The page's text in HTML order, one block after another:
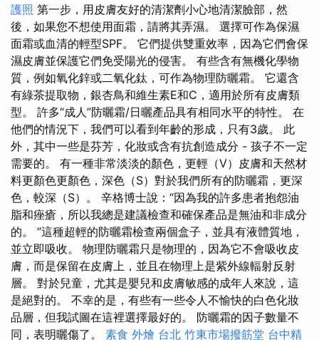
護照 第一步，用皮膚友好的清潔劑小心地清潔臉部，然
後，如果您不想使用面霜，請將其弄濕。 選擇可作為保濕
面霜或血清的輕型SPF。 它們提供雙重效率，因為它們會保
濕皮膚並保護它們免受陽光的侵害。 有些含有無機化學物
質，例如氧化鋅或二氧化鈦，可作為物理防曬霜。 它還含
有綠茶提取物，銀杏鳥和維生素E和C，適用於所有皮膚類
型。 許多“成人”防曬霜/日曬產品具有相同水平的特性。 在
他們的情況下，我們可以看到年齡的形成，只有3歲。 此
外，其中一些是芬芳，化妝或含有抗創造成分 - 孩子不一定
需要的。 有一種非常淡淡的顏色，更輕（V）皮膚和天然材
料更顏色更顏色，深色（S）對於我們所有的防曬霜，更深
色，較深（S）。 辛格博士說：“因為我的許多患者抱怨油
脂和痤瘡，所以我總是建議檢查和確保產品是無油和非成分
的。 ”這種超輕的防曬霜檢查兩個盒子，並具有液體質地，
並立即吸收。 物理防曬霜只是物理的，因為它不會吸收皮
膚，而是保留在皮膚上，並且在物理上是紫外線輻射反射
層。 對於兒童，尤其是嬰兒和皮膚敏感的成年人來說，這
是絕對的。 不幸的是，有些有一些令人不愉快的白色化妝
品層，但我試圖在這裡選擇最好的。 防曬霜的因子數量不
同，表明曬傷了。 素食 外燴 台北 竹東市場撥筋堂 台中精